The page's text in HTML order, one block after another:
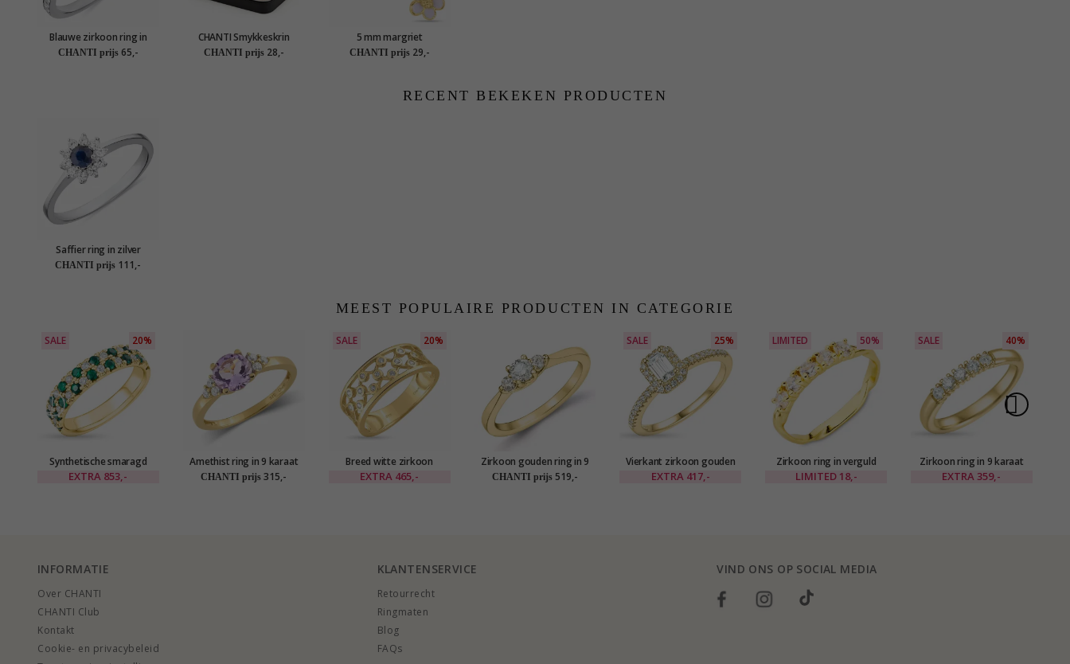
Blauwe zirkoon ring in
zilver
CHANTI prijs 65,-
CHANTI Smykkeskrin
sieradendoosje in kunstleer
CHANTI prijs 28,-
5 mm margriet
lavendelkleurige oorsteker
in verguld zilver - Majse
CHANTI prijs 29,-
RECENT BEKEKEN PRODUCTEN
Saffier ring in zilver
CHANTI prijs 111,-
MEEST POPULAIRE PRODUCTEN IN CATEGORIE
SALE 20%
Synthetische smaragd
gouden ring in 9 karaat
EXTRA 853,-
Amethist ring in 9 karaat
goud - Gold Collection
CHANTI prijs 315,-
SALE 20%
Breed witte zirkoon
gouden ring in 8 karaat
EXTRA 465,-
Zirkoon gouden ring in 9
karaat goud
CHANTI prijs 519,-
SALE 25%
Vierkant zirkoon gouden
ring in 9 karaat goud
EXTRA 417,-
LIMITED 50%
Zirkoon ring in verguld
messing - Eliné
LIMITED 18,-
SALE 40%
Zirkoon ring in 9 karaat
goud
EXTRA359,-
INFORMATIE
Over CHANTI
CHANTI Club
Kontakt
Cookie- en privacybeleid
KLANTENSERVICE
Retourrecht
Ringmaten
Blog
FAQs
VIND ONS OP SOCIAL MEDIA